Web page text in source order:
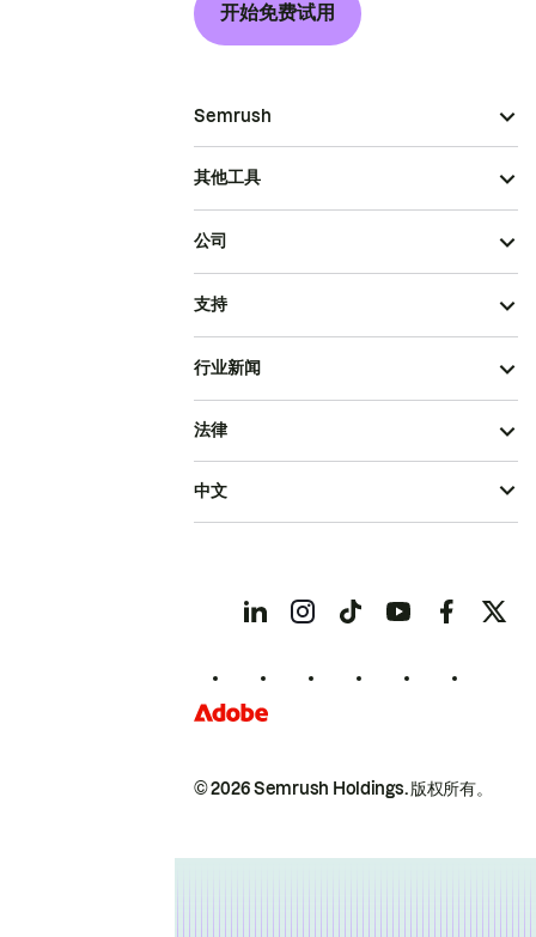
开始免费试用
Semrush
其他工具
公司
支持
行业新闻
© 2026 Semrush Holdings.版权所有。
法律
中文